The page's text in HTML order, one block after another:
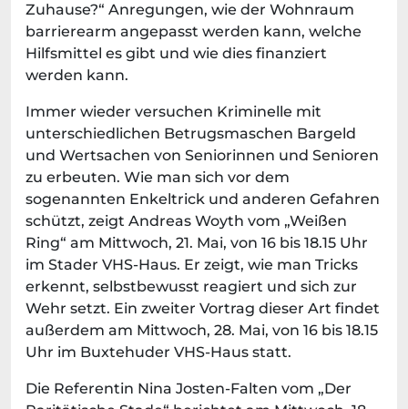
Zuhause?“ Anregungen, wie der Wohnraum
barrierearm angepasst werden kann, welche
Hilfsmittel es gibt und wie dies finanziert
werden kann.
Immer wieder versuchen Kriminelle mit
unterschiedlichen Betrugsmaschen Bargeld
und Wertsachen von Seniorinnen und Senioren
zu erbeuten. Wie man sich vor dem
sogenannten Enkeltrick und anderen Gefahren
schützt, zeigt Andreas Woyth vom „Weißen
Ring“ am Mittwoch, 21. Mai, von 16 bis 18.15 Uhr
im Stader VHS-Haus. Er zeigt, wie man Tricks
erkennt, selbstbewusst reagiert und sich zur
Wehr setzt. Ein zweiter Vortrag dieser Art findet
außerdem am Mittwoch, 28. Mai, von 16 bis 18.15
Uhr im Buxtehuder VHS-Haus statt.
Die Referentin Nina Josten-Falten vom „Der